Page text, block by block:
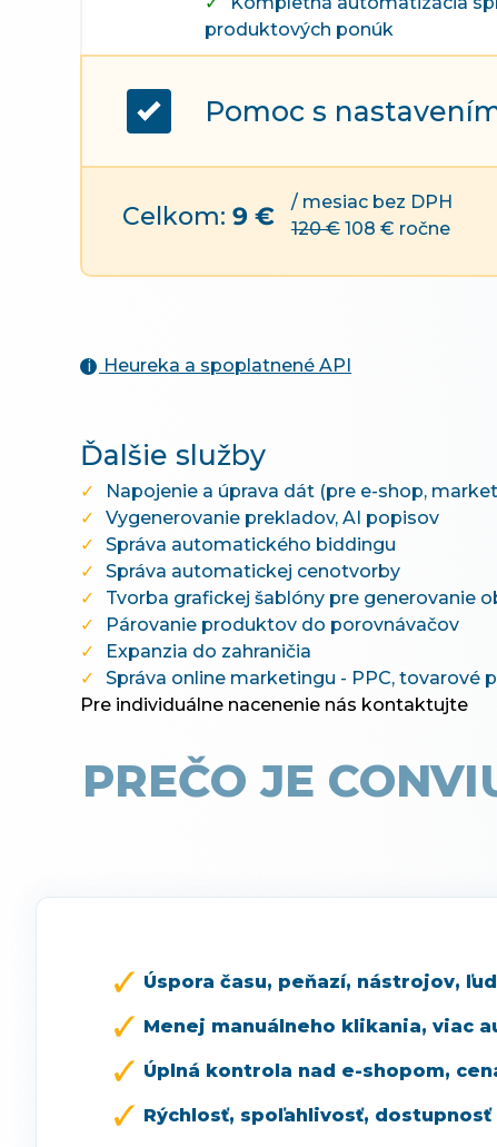
produktových ponúk
Pomoc s
Celkom: 9 €
/ mesiac bez DPH
120 € 108 € ročne
i Heureka a spoplatnené API
Ďalšie služby
Napojenie a úprava dát (pre e-shop,
Vygenerovanie prekladov, AI popisov
Správa automatického biddingu
Správa automatickej cenotvorby
Tvorba grafickej šablóny pre generovanie
Párovanie produktov do porovnávačov
Expanzia do zahraničia
Správa online marketingu - PPC, tovarové
Pre individuálne nacenenie nás kontaktujte
PREČO JE
Úspora času, peňazí, nástrojov,
Menej manuálneho klikania, viac
Úplná kontrola nad e-shopom,
Rýchlosť, spoľahlivosť, dostupnosť